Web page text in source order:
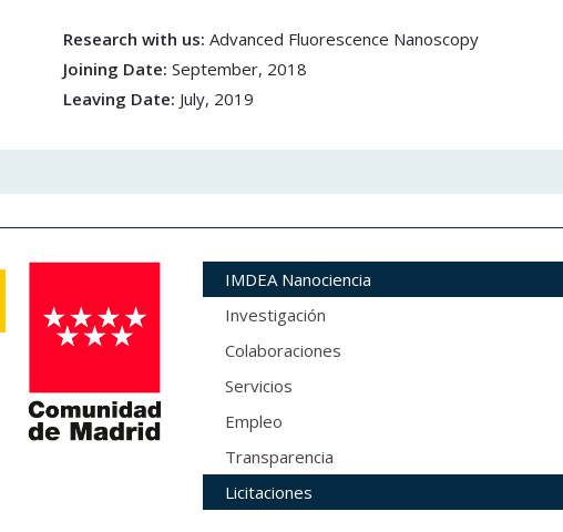
Research with us:Advanced Fluorescence Nanoscopy
Joining Date:September, 2018
Leaving Date: July, 2019
IMDEA Nanociencia
Investigación
Colaboraciones
Servicios
Empleo
Transparencia
Licitaciones